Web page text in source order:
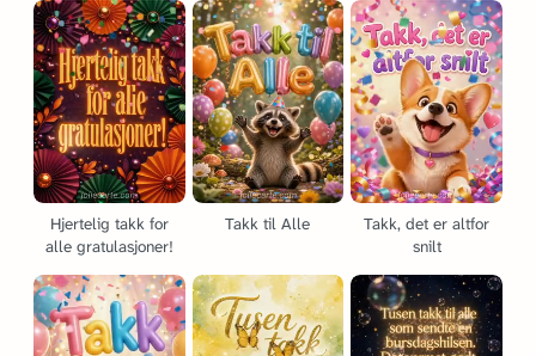
Hjertelig takk for
alle gratulasjoner!
Takk til Alle
Takk, det er altfor
snilt